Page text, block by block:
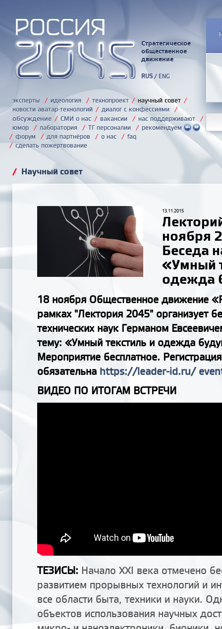
Стратегическое
общественное
движение
RUS/ ENG
эксперты / идеология / технопроект / научный совет /
новости аватар-технологий / диалог с конфессиями /
обсуждение / СМИ о нас / вакансии / нас поддерживают /
юмор / лаборатория / ТГ персоналии / рекомендуем
/ форум / для партнёров / о нас / faq
/ сделать пожертвование
/ Научный совет
13.11.2015
ноября
Беседа
«Умный
одежда
18 ноября Общественное движение
рамках "Лектория 2045" организует
технических наук Германом
тему: «Умный текстиль и одежда
Мероприятие бесплатное.
обязательна https://leader-id.ru/
ВИДЕО ПО ИТОГАМ ВСТРЕЧИ
ТЕЗИСЫ: Начало XXI века отмечено
развитием прорывных технологий и
все области быта, техники и науки.
объектов использования научных